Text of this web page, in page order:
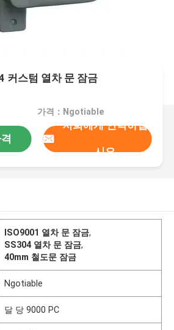
커스텀 열차 문 잠금
가격：Ngotiable
저희에게 연락하십
시오
ISO9001 열차 문 잠금,
SS304 열차 문 잠금,
40mm 철도문 잠금
Ngotiable
달 당 9000 PC